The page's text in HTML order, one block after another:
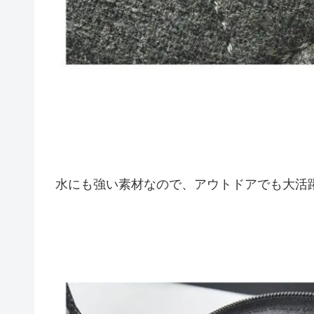
水にも強い素材なので、アウトドアでも大活